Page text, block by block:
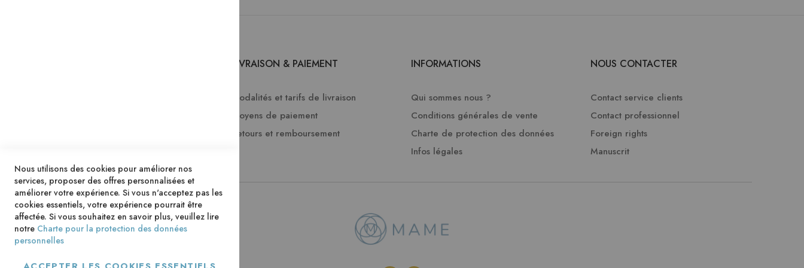
LIVRAISON & PAIEMENT
Modalités et tarifs de livraison
Moyens de paiement
Retours et remboursement
INFORMATIONS
Qui sommes nous ?
Conditions générales de vente
Charte de protection des données
Infos légales
NOUS CONTACTER
Contact service clients
Contact professionnel
Foreign rights
Manuscrit
Nous utilisons des cookies pour améliorer nos
services, proposer des offres personnalisées et
améliorer votre expérience. Si vous n'acceptez pas les
cookies essentiels, votre expérience pourrait être
affectée. Si vous souhaitez en savoir plus, veuillez lire
notre Charte pour la protection des données
personnelles